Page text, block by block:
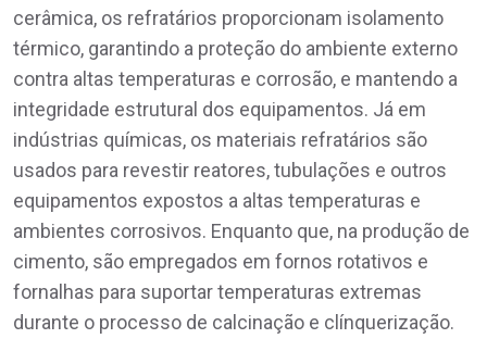
cerâmica, os refratários proporcionam isolamento
térmico, garantindo a proteção do ambiente externo
contra altas temperaturas e corrosão, e mantendo a
integridade estrutural dos equipamentos. Já em
indústrias químicas, os materiais refratários são
usados para revestir reatores, tubulações e outros
equipamentos expostos a altas temperaturas e
ambientes corrosivos. Enquanto que, na produção de
cimento, são empregados em fornos rotativos e
fornalhas para suportar temperaturas extremas
durante o processo de calcinação e clínquerização.